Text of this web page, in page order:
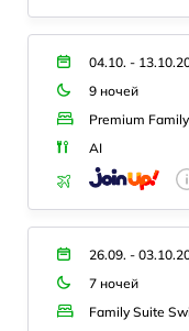
04.10. -
9 ночей
Premium
AI
26.09. -
7 ночей
Family Suite